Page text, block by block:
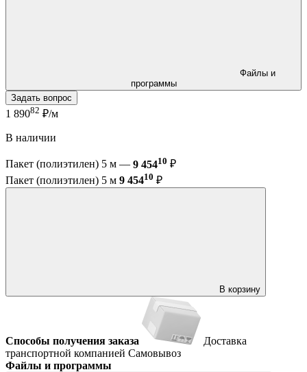
программы
Задать вопрос
1 89082 ₽/м
В наличии
Пакет (полиэтилен) 5 м — 9 45410 ₽
Пакет (полиэтилен) 5 м 9 45410 ₽
В корзину
Способы получения заказа
Доставка
транспортной компанией Самовывоз
Файлы и программы